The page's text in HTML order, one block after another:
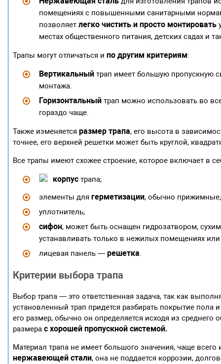
помещениях с повышенными санитарными
позволяет легко чистить и просто монтировать
местах общественного питания, детских садах и
Трапы могут отличаться ипо другим критериям:
Вертикальныйтрап имеет большую пропускную
монтажа.
Горизонтальныйтрап можно использовать во
гораздо чаще.
Также изменяетсяразмер трапа, его высота в
точнее, его верхней решетки может быть круглой,
Все трапы имеют схожее строение, которое включает в
корпустрапа;
элементы для герметизации, обычно прижимные;
уплотнитель;
сифон, может быть оснащен гидрозатвором,
устанавливать только в нежилых помещениях
лицевая панель — решетка
Критерии выбора трапа
Выбор трапа — это ответственная задача, так как
установленный трап придется разбирать покрытие пола
его размер, обычно он определяется исходя из
размерас хорошей пропускной системой.
Материал трапа не имеет большого значения, чаще всего
нержавеющей стали, она не поддается коррозии,